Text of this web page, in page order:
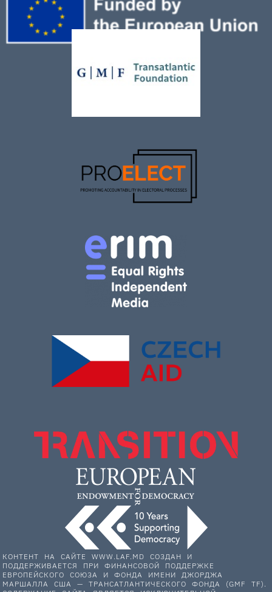
КОНТЕНТ НА САЙТЕ WWW.LAF.MD СОЗДАН И
ПОДДЕРЖИВАЕТСЯ ПРИ ФИНАНСОВОЙ ПОДДЕРЖКЕ
ЕВРОПЕЙСКОГО СОЮЗА И ФОНДА ИМЕНИ ДЖОРДЖА
МАРШАЛЛА США — ТРАНСАТЛАНТИЧЕСКОГО ФОНДА (GMF TF).